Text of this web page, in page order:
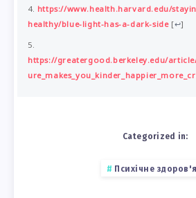
https://www.health.harvard.edu/
healthy/blue-light-has-a-dark-side[↩]
https://greatergood.berkeley.edu/
Categorized in:
Психічне здоров'я